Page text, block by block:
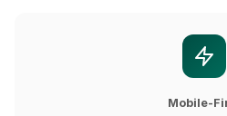
Mobile-